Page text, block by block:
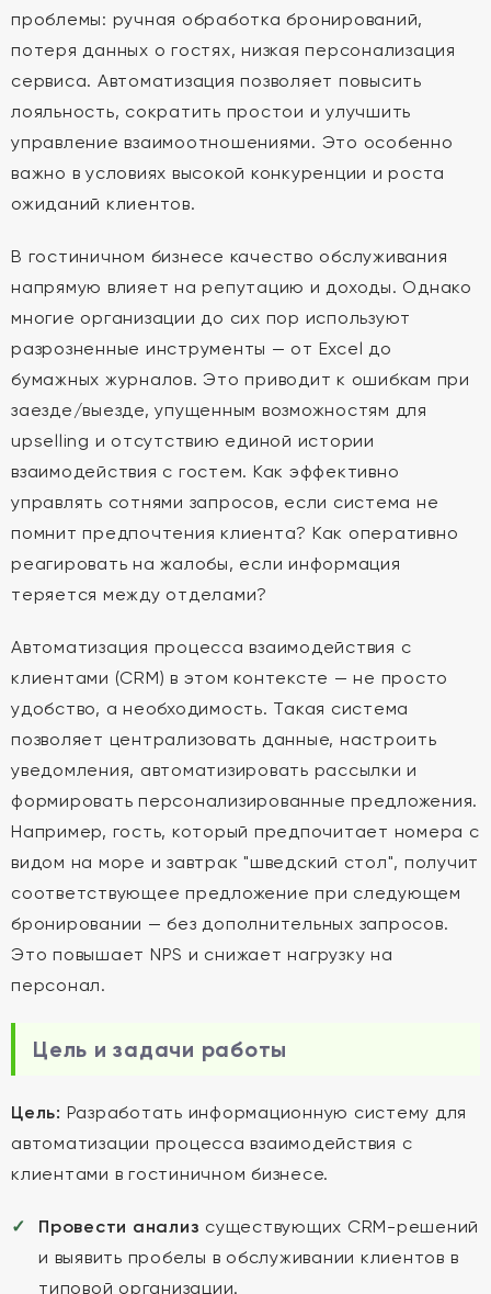
проблемы: ручная обработка бронирований,
потеря данных о гостях, низкая персонализация
сервиса. Автоматизация позволяет повысить
лояльность, сократить простои и улучшить
управление взаимоотношениями. Это особенно
важно в условиях высокой конкуренции и роста
ожиданий клиентов.
В гостиничном бизнесе качество обслуживания
напрямую влияет на репутацию и доходы. Однако
многие организации до сих пор используют
разрозненные инструменты — от Excel до
бумажных журналов. Это приводит к ошибкам при
заезде/выезде, упущенным возможностям для
upselling и отсутствию единой истории
взаимодействия с гостем. Как эффективно
управлять сотнями запросов, если система не
помнит предпочтения клиента? Как оперативно
реагировать на жалобы, если информация
теряется между отделами?
Автоматизация процесса взаимодействия с
клиентами (CRM) в этом контексте — не просто
удобство, а необходимость. Такая система
позволяет централизовать данные, настроить
уведомления, автоматизировать рассылки и
формировать персонализированные предложения.
Например, гость, который предпочитает номера с
видом на море и завтрак "шведский стол", получит
соответствующее предложение при следующем
бронировании — без дополнительных запросов.
Это повышает NPS и снижает нагрузку на
персонал.
Цель и задачи работы
Цель: Разработать информационную систему для
автоматизации процесса взаимодействия с
клиентами в гостиничном бизнесе.
Провести анализ существующих CRM-решений
и выявить пробелы в обслуживании клиентов в
типовой организации.